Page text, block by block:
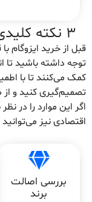
۳ نکته کلیدی قبل از انتخاب ایزوگام ارزان
قبل از خرید ایزوگام
توجه داشته باشید
کمک می‌کنند تا با
تصمیم‌گیری کنید و از
اگر این موارد را در
اقتصادی نیز
بررسی اصالت
برند